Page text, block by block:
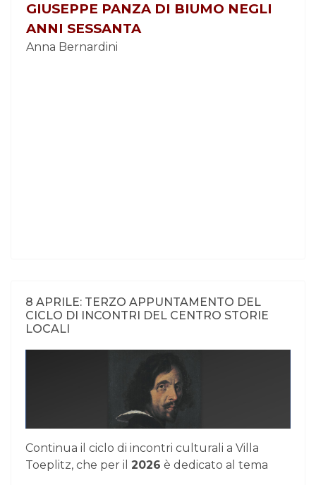
GIUSEPPE PANZA DI BIUMO NEGLI
ANNI SESSANTA
Anna Bernardini
8 APRILE: TERZO APPUNTAMENTO DEL
CICLO DI INCONTRI DEL CENTRO STORIE
LOCALI
Continua il ciclo di incontri culturali a Villa
Toeplitz, che per il 2026 è dedicato al tema